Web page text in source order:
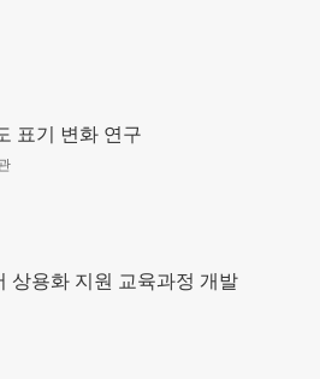
표기 변화 연구
상용화 지원 교육과정 개발